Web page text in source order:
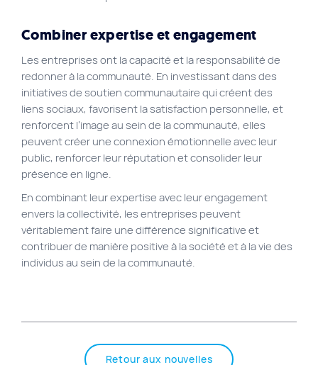
Combiner expertise et engagement
Les entreprises ont la capacité et la responsabilité de
redonner à la communauté. En investissant dans des
initiatives de soutien communautaire qui créent des
liens sociaux, favorisent la satisfaction personnelle, et
renforcent l’image au sein de la communauté, elles
peuvent créer une connexion émotionnelle avec leur
public, renforcer leur réputation et consolider leur
présence en ligne.
En combinant leur expertise avec leur engagement
envers la collectivité, les entreprises peuvent
véritablement faire une différence significative et
contribuer de manière positive à la société et à la vie des
individus au sein de la communauté.
Retour aux nouvelles